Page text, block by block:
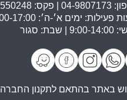
פקס: 04-8550248
פעילות: ימים א׳-ה׳: 9:00-17:00
| שבת: סגור
באתר בהתאם לתקנון החברה